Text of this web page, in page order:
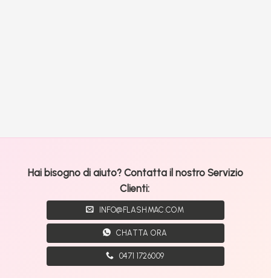
Hai bisogno di aiuto? Contatta il nostro Servizio
Clienti:
INFO@FLASHMAC.COM
CHATTA ORA
0471 1726009